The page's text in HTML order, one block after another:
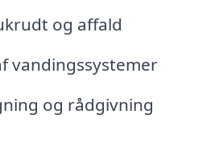
og affald
vandingssystemer
og rådgivning